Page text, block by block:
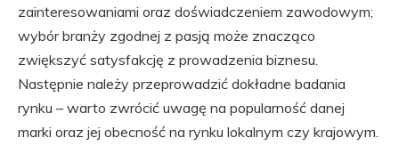
zainteresowaniami oraz doświadczeniem zawodowym;
wybór branży zgodnej z pasją może znacząco
zwiększyć satysfakcję z prowadzenia biznesu.
Następnie należy przeprowadzić dokładne badania
rynku – warto zwrócić uwagę na popularność danej
marki oraz jej obecność na rynku lokalnym czy krajowym.